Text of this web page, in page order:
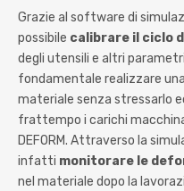
Grazie al software di
possibile calibrare il ciclo
degli utensili e altri
fondamentale realizzare
materiale senza stressarlo
frattempo i carichi
DEFORM. Attraverso la
infatti monitorare le
nel materiale dopo la